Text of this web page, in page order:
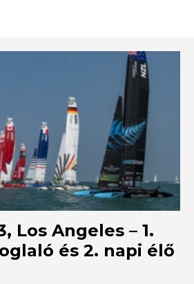
Los Angeles – 1.
és 2. napi élő